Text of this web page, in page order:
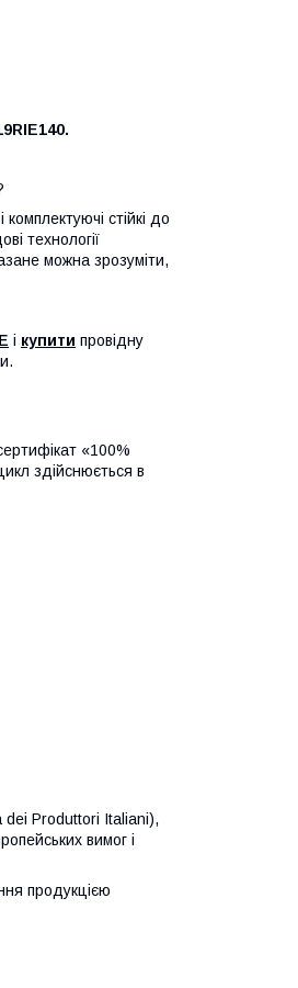
RIE140.
стійкі до
технології
можна зрозуміти,
і купити провідну
«100%
здійснюється в
dei Produttori Italiani),
вимог і
продукцією